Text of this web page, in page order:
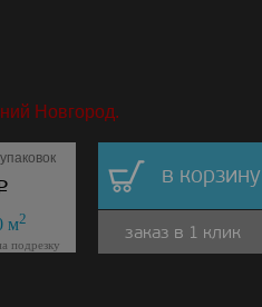
Новгород.
м2
подрезку
в корзину
заказ в 1 клик